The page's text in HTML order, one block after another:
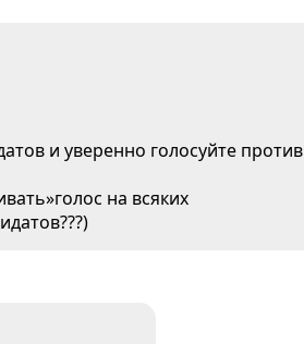
и уверенно голосуйте против
на всяких